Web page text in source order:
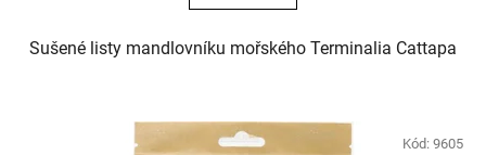
Sušené listy mandlovníku mořského Terminalia Cattapa
Kód: 9605